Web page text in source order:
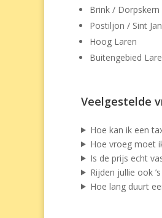
Brink / Dorpskern
Postiljon / Sint
Hoog Laren
Buitengebied
Veelgestelde
Hoe kan ik een
Hoe vroeg moet
Is de prijs echt
Rijden jullie ook
Hoe lang duurt